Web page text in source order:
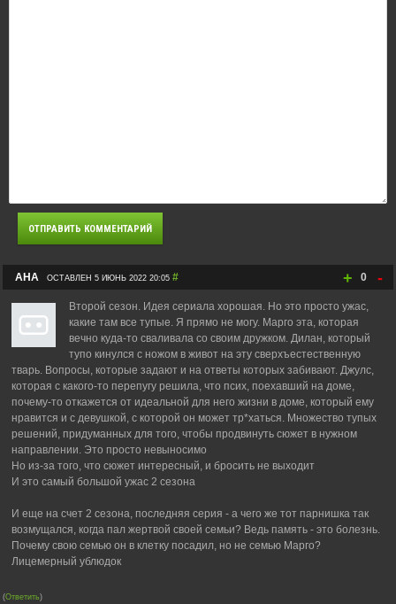
+ 0 -
АНА ОСТАВЛЕН 5 ИЮНЬ 2022 20:05 #
Второй сезон. Идея сериала хорошая. Но это просто ужас,
какие там все тупые. Я прямо не могу. Марго эта, которая
вечно куда-то сваливала со своим дружком. Дилан, который
тупо кинулся с ножом в живот на эту сверхъестественную
тварь. Вопросы, которые задают и на ответы которых забивают. Джулс,
которая с какого-то перепугу решила, что псих, поехавший на доме,
почему-то откажется от идеальной для него жизни в доме, который ему
нравится и с девушкой, с которой он может тр*хаться. Множество тупых
решений, придуманных для того, чтобы продвинуть сюжет в нужном
направлении. Это просто невыносимо
Но из-за того, что сюжет интересный, и бросить не выходит
И это самый большой ужас 2 сезона
И еще на счет 2 сезона, последняя серия - а чего же тот парнишка так
возмущался, когда пал жертвой своей семьи? Ведь память - это болезнь.
Почему свою семью он в клетку посадил, но не семью Марго?
Лицемерный ублюдок
(Ответить)